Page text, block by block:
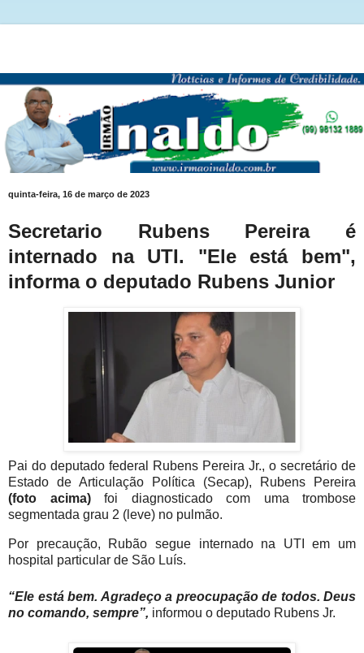
quinta-feira, 16 de março de 2023
Secretario Rubens Pereira é
internado na UTI. "Ele está bem",
informa o deputado Rubens Junior
Pai do deputado federal Rubens Pereira Jr., o secretário de
Estado de Articulação Política (Secap), Rubens Pereira
(foto acima) foi diagnosticado com uma trombose
segmentada grau 2 (leve) no pulmão.
Por precaução, Rubão segue internado na UTI em um
hospital particular de São Luís.
“Ele está bem. Agradeço a preocupação de todos. Deus
no comando, sempre”, informou o deputado Rubens Jr.